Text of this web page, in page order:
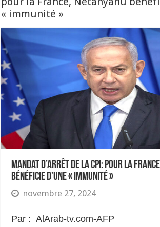
« immunité »
Mandat d’arrêt de la CPI: pour la
bénéficie d’une « immunité »
novembre 27, 2024
Par : AlArab-tv.com-AFP